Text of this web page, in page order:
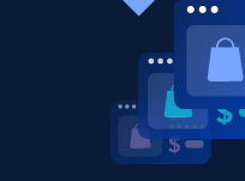
Etsy - Collects data
URL, Product id,
Reviews count shop,